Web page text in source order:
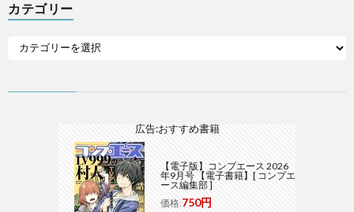
カテゴリー
広告:おすすめ書籍
【電子版】コンプエース 2026
年9月号 【電子書籍】[ コンプエ
ース編集部 ]
価格:750円